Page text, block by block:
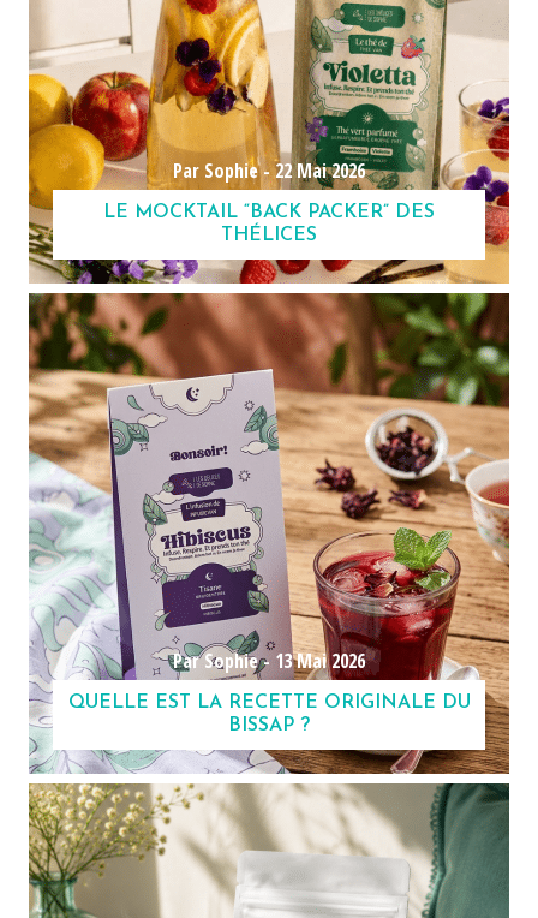
Par Sophie -22 Mai 2026
LE MOCKTAIL “BACK PACKER” DES
THÉLICES
Par Sophie -13 Mai 2026
QUELLE EST LA RECETTE ORIGINALE DU
BISSAP ?